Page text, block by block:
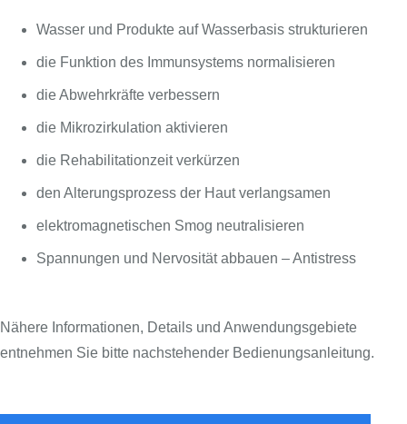
Wasser und Produkte auf Wasserbasis strukturieren
die Funktion des Immunsystems normalisieren
die Abwehrkräfte verbessern
die Mikrozirkulation aktivieren
die Rehabilitationzeit verkürzen
den Alterungsprozess der Haut verlangsamen
elektromagnetischen Smog neutralisieren
Spannungen und Nervosität abbauen – Antistress
Nähere Informationen, Details und Anwendungsgebiete
entnehmen Sie bitte nachstehender Bedienungsanleitung.